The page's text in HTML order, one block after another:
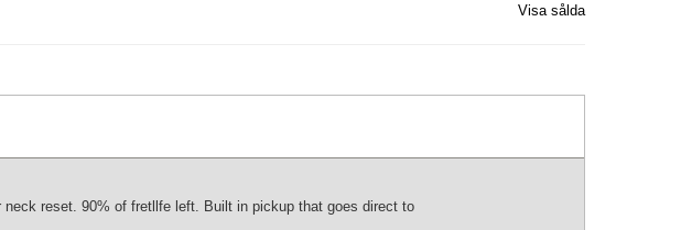
Visa sålda
reset. 90% of fretllfe left. Built in pickup that goes direct to